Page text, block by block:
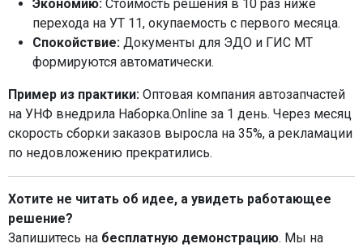
Экономию: Стоимость решения в 10 раз ниже
перехода на УТ 11, окупаемость с первого месяца.
Спокойствие: Документы для ЭДО и ГИС МТ
формируются автоматически.
Пример из практики: Оптовая компания автозапчастей
на УНФ внедрила Наборка.Online за 1 день. Через месяц
скорость сборки заказов выросла на 35%, а рекламации
по недовложению прекратились.
Хотите не читать об идее, а увидеть работающее
решение?
Запишитесь на бесплатную демонстрацию. Мы на